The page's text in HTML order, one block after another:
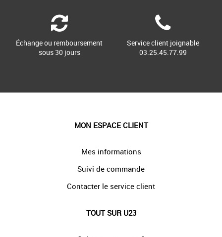
Échange ou remboursement
sous 30 jours
Service client joignable
03.25.45.77.99
MON ESPACE CLIENT
Mes informations
Suivi de commande
Contacter le service client
TOUT SUR U23